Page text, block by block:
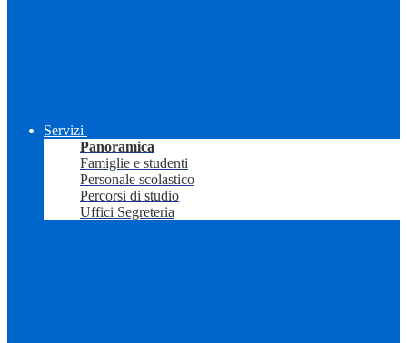
Servizi
Panoramica
Famiglie e studenti
Personale scolastico
Percorsi di studio
Uffici Segreteria